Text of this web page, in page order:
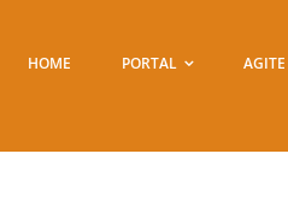
HOME PORTAL